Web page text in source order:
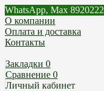
WhatsApp, Max
О компании
Оплата и доставка
Контакты
Закладки 0
Сравнение 0
Личный кабинет